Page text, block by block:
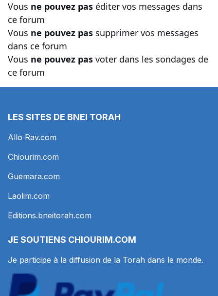
Vous ne pouvez pas éditer vos messages dans
ce forum
Vous ne pouvez pas supprimer vos messages
dans ce forum
Vous ne pouvez pas voter dans les sondages de
ce forum
LES SITES DE BNEI TORAH
Allo Rav.com
Chiourim.com
Guemara.com
Laolim.com
Editions.bneitorah.com
JE SOUTIENS CHIOURIM.COM
Je participe à la diffusion de la Torah dans le monde.